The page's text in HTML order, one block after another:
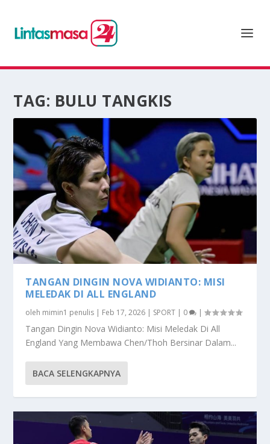
TAG: BULU TANGKIS
TANGAN DINGIN NOVA WIDIANTO: MISI
MELEDAK DI ALL ENGLAND
oleh mimin1 penulis | Feb 17, 2026 | SPORT | 0 |
Tangan Dingin Nova Widianto: Misi Meledak Di All
England Yang Membawa Chen/Thoh Bersinar Dalam...
BACA SELENGKAPNYA